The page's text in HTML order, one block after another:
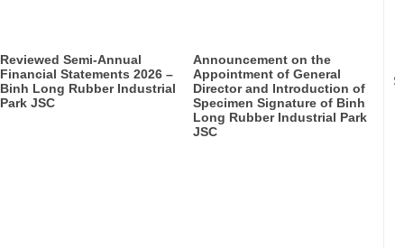
Reviewed Semi-Annual
Financial Statements 2026 –
Binh Long Rubber Industrial
Park JSC
Announcement on the
Appointment of General
Director and Introduction of
Specimen Signature of Binh
Long Rubber Industrial Park
JSC